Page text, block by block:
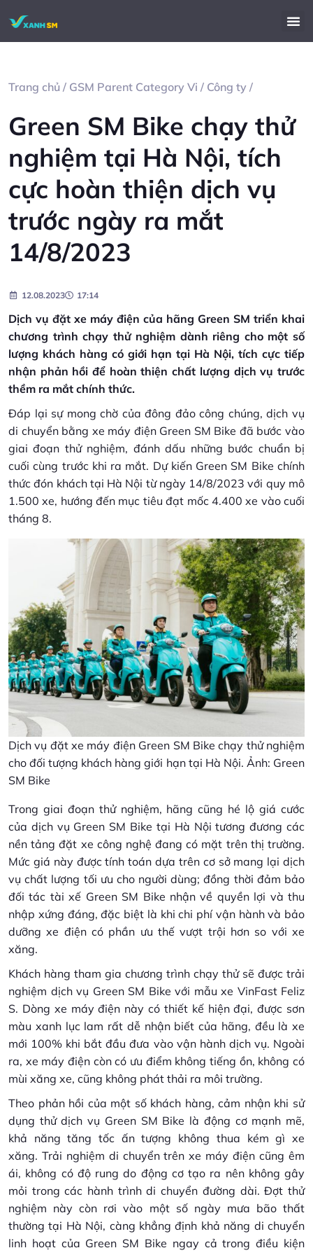
Trang chủ / GSM Parent Category Vi / Công ty /
Green SM Bike chạy thử
nghiệm tại Hà Nội, tích
cực hoàn thiện dịch vụ
trước ngày ra mắt
14/8/2023
12.08.2023 17:14
Dịch vụ đặt xe máy điện của hãng Green SM triển khai
chương trình chạy thử nghiệm dành riêng cho một số
lượng khách hàng có giới hạn tại Hà Nội, tích cực tiếp
nhận phản hồi để hoàn thiện chất lượng dịch vụ trước
thềm ra mắt chính thức.
Đáp lại sự mong chờ của đông đảo công chúng, dịch vụ
di chuyển bằng xe máy điện Green SM Bike đã bước vào
giai đoạn thử nghiệm, đánh dấu những bước chuẩn bị
cuối cùng trước khi ra mắt. Dự kiến Green SM Bike chính
thức đón khách tại Hà Nội từ ngày 14/8/2023 với quy mô
1.500 xe, hướng đến mục tiêu đạt mốc 4.400 xe vào cuối
tháng 8.
Dịch vụ đặt xe máy điện Green SM Bike chạy thử nghiệm
cho đối tượng khách hàng giới hạn tại Hà Nội. Ảnh: Green
SM Bike
Trong giai đoạn thử nghiệm, hãng cũng hé lộ giá cước
của dịch vụ Green SM Bike tại Hà Nội tương đương các
nền tảng đặt xe công nghệ đang có mặt trên thị trường.
Mức giá này được tính toán dựa trên cơ sở mang lại dịch
vụ chất lượng tối ưu cho người dùng; đồng thời đảm bảo
đối tác tài xế Green SM Bike nhận về quyền lợi và thu
nhập xứng đáng, đặc biệt là khi chi phí vận hành và bảo
dưỡng xe điện có phần ưu thế vượt trội hơn so với xe
xăng.
Khách hàng tham gia chương trình chạy thử sẽ được trải
nghiệm dịch vụ Green SM Bike với mẫu xe VinFast Feliz
S. Dòng xe máy điện này có thiết kế hiện đại, được sơn
màu xanh lục lam rất dễ nhận biết của hãng, đều là xe
mới 100% khi bắt đầu đưa vào vận hành dịch vụ. Ngoài
ra, xe máy điện còn có ưu điểm không tiếng ồn, không có
mùi xăng xe, cũng không phát thải ra môi trường.
Theo phản hồi của một số khách hàng, cảm nhận khi sử
dụng thử dịch vụ Green SM Bike là động cơ mạnh mẽ,
khả năng tăng tốc ấn tượng không thua kém gì xe
xăng. Trải nghiệm di chuyển trên xe máy điện cũng êm
ái, không có độ rung do động cơ tạo ra nên không gây
mỏi trong các hành trình di chuyển đường dài. Đợt thử
nghiệm này còn rơi vào một số ngày mưa bão thất
thường tại Hà Nội, càng khẳng định khả năng di chuyển
linh hoạt của Green SM Bike ngay cả trong điều kiện